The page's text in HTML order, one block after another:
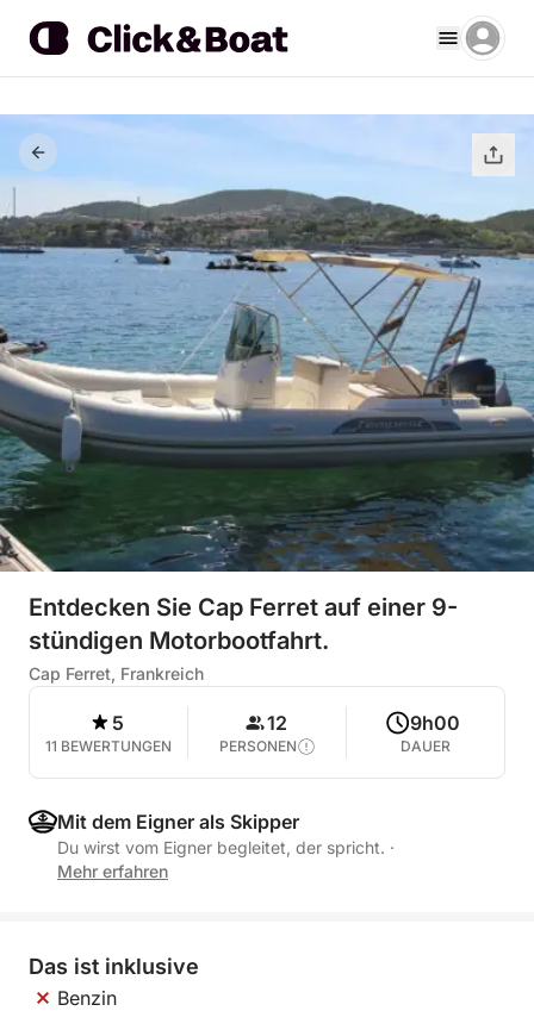
Entdecken Sie Cap Ferret auf einer 9-
stündigen Motorbootfahrt.
Cap Ferret, Frankreich
5
11 BEWERTUNGEN
12
PERSONEN
9h00
DAUER
Mit dem Eigner als Skipper
Du wirst vom Eigner begleitet, der spricht. ·
Mehr erfahren
Das ist inklusive
Benzin